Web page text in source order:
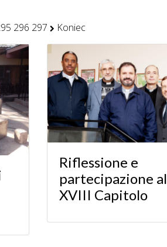
296 297 Koniec
Riflessione e
partecipazione al
XVIII Capitolo